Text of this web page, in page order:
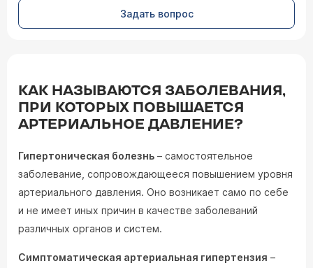
Задать вопрос
КАК НАЗЫВАЮТСЯ ЗАБОЛЕВАНИЯ,
ПРИ КОТОРЫХ ПОВЫШАЕТСЯ
АРТЕРИАЛЬНОЕ ДАВЛЕНИЕ?
Гипертоническая болезнь – самостоятельное
заболевание, сопровождающееся повышением уровня
артериального давления. Оно возникает само по себе
и не имеет иных причин в качестве заболеваний
различных органов и систем.
Симптоматическая артериальная гипертензия –